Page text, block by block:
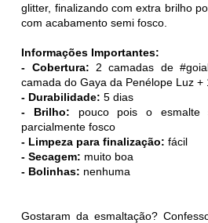
glitter, finalizando com extra brilho
com acabamento semi fosco.
Informações Importantes:
- Cobertura: 2 camadas de
camada do Gaya da Penélope Luz
- Durabilidade: 5 dias
- Brilho: pouco pois o esmalte
parcialmente fosco
- Limpeza para finalização:fácil
- Secagem: muito boa
- Bolinhas: nenhuma
Gostaram da esmaltação?